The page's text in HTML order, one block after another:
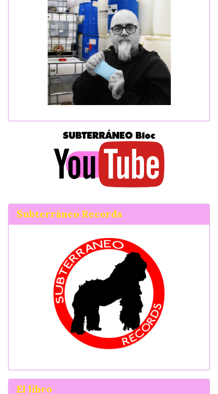
Subterráneo Records
El libro